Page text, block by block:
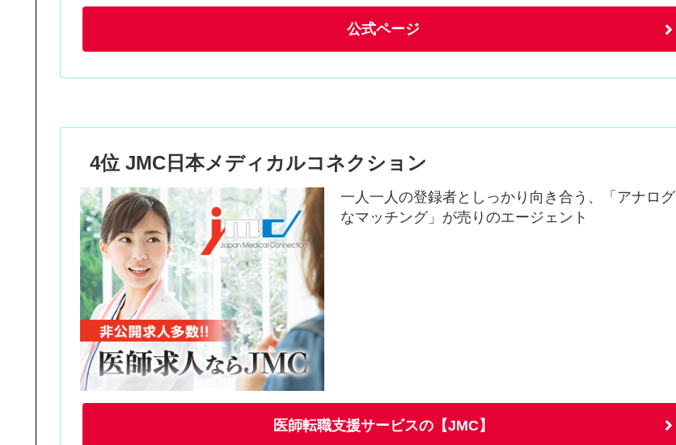
公式ページ
4位 JMC日本メディカルコネクション
一人一人の登録者としっかり向き合う、「アナログ
なマッチング」が売りのエージェント
医師転職支援サービスの【JMC】